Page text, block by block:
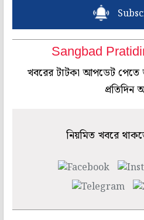
Sangbad
খবরের টাটকা আপডেট
প্রতিদিন
নিয়মিত খবরে